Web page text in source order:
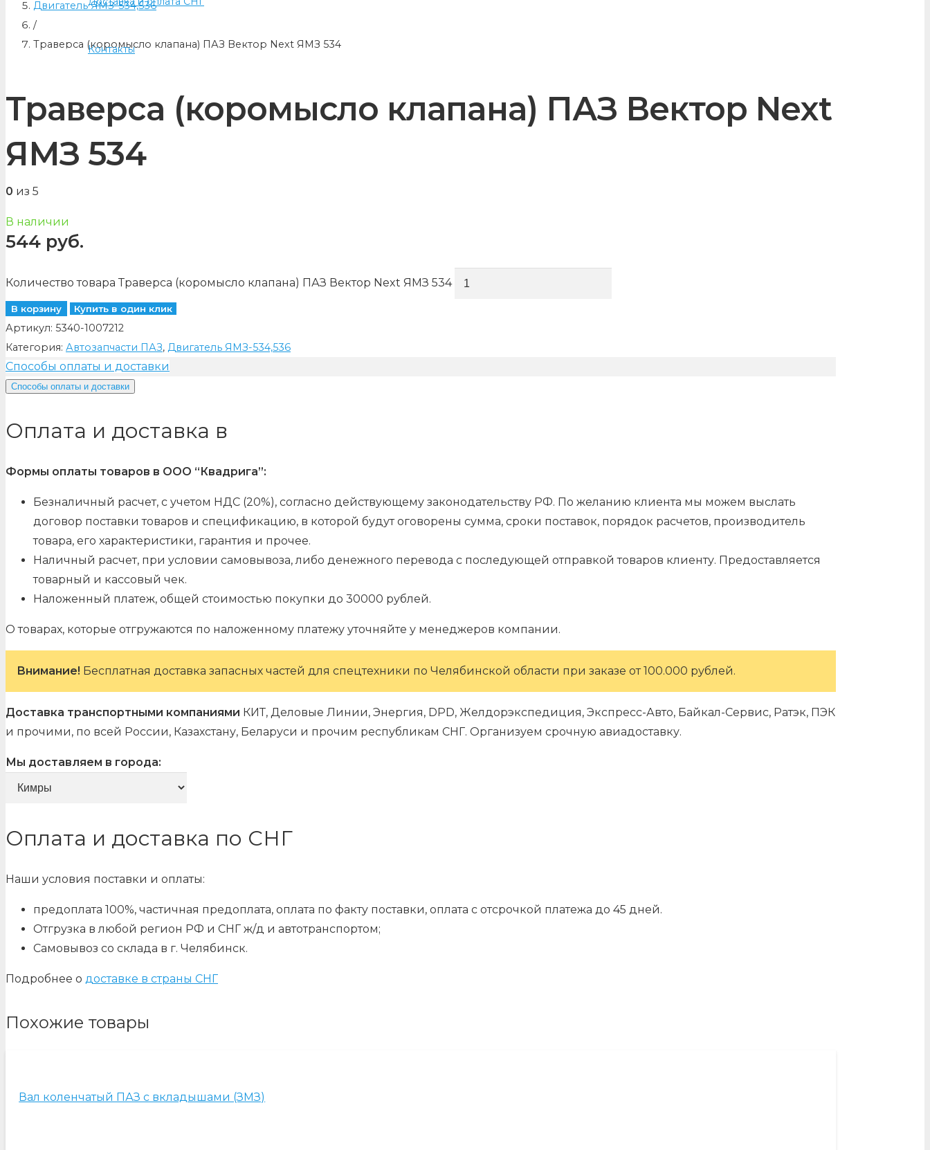
Контакты
Двигатель ЯМЗ-534,536
/
Траверса (коромысло клапана) ПАЗ Вектор Next ЯМЗ 534
Траверса (коромысло клапана) ПАЗ Вектор Next
ЯМЗ 534
0 из 5
В наличии
544 руб.
Количество товара Траверса (коромысло клапана) ПАЗ Вектор Next ЯМЗ 534
В корзину Купить в один клик
Артикул: 5340-1007212
Категория: Автозапчасти ПАЗ, Двигатель ЯМЗ-534,536
Способы оплаты и доставки
Способы оплаты и доставки
Оплата и доставка в
Формы оплаты товаров в ООО “Квадрига”:
Безналичный расчет, с учетом НДС (20%), согласно действующему законодательству РФ. По желанию клиента мы можем выслать
договор поставки товаров и спецификацию, в которой будут оговорены сумма, сроки поставок, порядок расчетов, производитель
товара, его характеристики, гарантия и прочее.
Наличный расчет, при условии самовывоза, либо денежного перевода с последующей отправкой товаров клиенту. Предоставляется
товарный и кассовый чек.
Наложенный платеж, общей стоимостью покупки до 30000 рублей.
О товарах, которые отгружаются по наложенному платежу уточняйте у менеджеров компании.
Внимание! Бесплатная доставка запасных частей для спецтехники по Челябинской области при заказе от 100.000 рублей.
Доставка транспортными компаниями КИТ, Деловые Линии, Энергия, DPD, Желдорэкспедиция, Экспресс-Авто, Байкал-Сервис, Ратэк, ПЭК
и прочими, по всей России, Казахстану, Беларуси и прочим республикам СНГ. Организуем срочную авиадоставку.
Мы доставляем в города:
Оплата и доставка по СНГ
Наши условия поставки и оплаты:
предоплата 100%, частичная предоплата, оплата по факту поставки, оплата с отсрочкой платежа до 45 дней.
Отгрузка в любой регион РФ и СНГ ж/д и автотранспортом;
Самовывоз со склада в г. Челябинск.
Подробнее о доставке в страны СНГ
Похожие товары
Вал коленчатый ПАЗ с вкладышами (ЗМЗ)